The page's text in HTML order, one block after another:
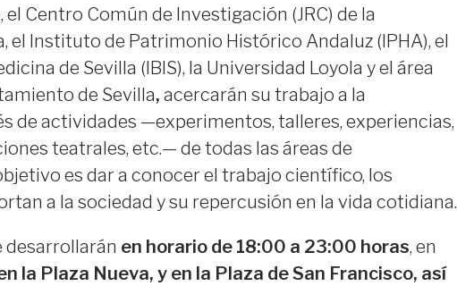
el Centro Común de Investigación (JRC) de la
el Instituto de Patrimonio Histórico Andaluz (IPHA), el
de Sevilla (IBIS), la Universidad Loyola y el área
de Sevilla, acercarán su trabajo a la
de actividades —experimentos, talleres, experiencias,
teatrales, etc.— de todas las áreas de
es dar a conocer el trabajo científico, los
a la sociedad y su repercusión en la vida cotidiana.
desarrollarán en horario de 18:00 a 23:00 horas, en
la Plaza Nueva, y en la Plaza de San Francisco, así